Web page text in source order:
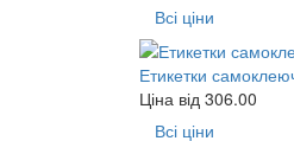
Всі ціни
Етикетки
Ціна від 306.00
Всі ціни